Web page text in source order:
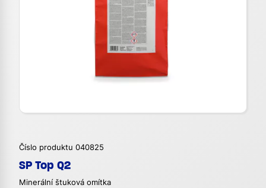
Číslo produktu 040825
SP Top Q2
Minerální štuková omítka